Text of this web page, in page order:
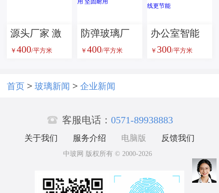
防通道安全
玻璃隔断
源头厂家 激
光内雕玻璃
质保障
￥ 400/平方米
防弹玻璃厂
家供应 多种
防工程专用
￥ 400/平方米
办公室智能
调光雾化玻
控 防紫外线
更节能
￥ 300/平方米
首页 > 玻璃新闻 > 企业新闻
 客服电话： 0571-89938883
关于我们 服务介绍 电脑版 反馈我们
中玻网 版权所有 © 2000-2026